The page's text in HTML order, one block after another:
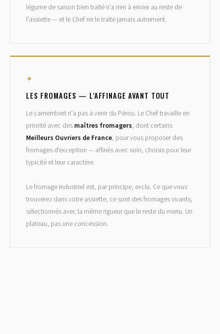
légume de saison bien traité n'a rien à envier au reste de
l'assiette — et le Chef ne le traite jamais autrement.
✦
LES FROMAGES — L'AFFINAGE AVANT TOUT
Le camembert n'a pas à venir du Pérou. Le Chef travaille en
priorité avec des maîtres fromagers, dont certains
Meilleurs Ouvriers de France, pour vous proposer des
fromages d'exception — affinés avec soin, choisis pour leur
typicité et leur caractère.
Le fromage industriel est, par principe, exclu. Ce que vous
trouverez dans votre assiette, ce sont des fromages vivants,
sélectionnés avec la même rigueur que le reste du menu. Un
plateau, pas une concession.